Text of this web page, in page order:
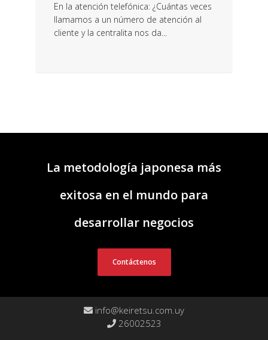
En la atención telefónica: ¿Cuántas veces
llamamos a un número de atención al
cliente y la centralita nos da...
La metodología japonesa más
exitosa en el mundo para
desarrollar negocios
Contáctenos
info@keiretsu.com.uy
26002523